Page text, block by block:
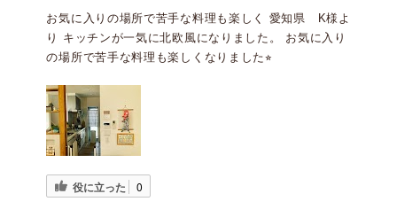
お気に入りの場所で苦手な料理も楽しく 愛知県 K様よ
り キッチンが一気に北欧風になりました。 お気に入り
の場所で苦手な料理も楽しくなりました⭐︎
役に立った 0